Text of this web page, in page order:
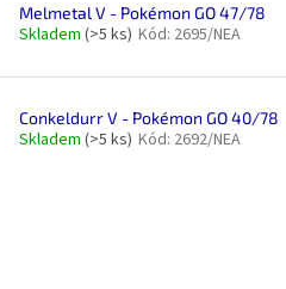
5,0
z
Melmetal V - Pokémon GO 47/78
Skladem (>5 ks) Kód: 2695/NEA
Conkeldurr V - Pokémon GO 40/78
Skladem (>5 ks) Kód: 2692/NEA